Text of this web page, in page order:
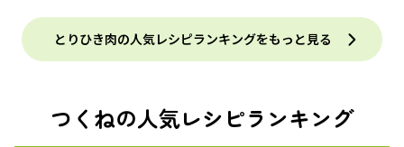
とりひき肉の人気レシピランキングをもっと見る
つくねの人気レシピランキング